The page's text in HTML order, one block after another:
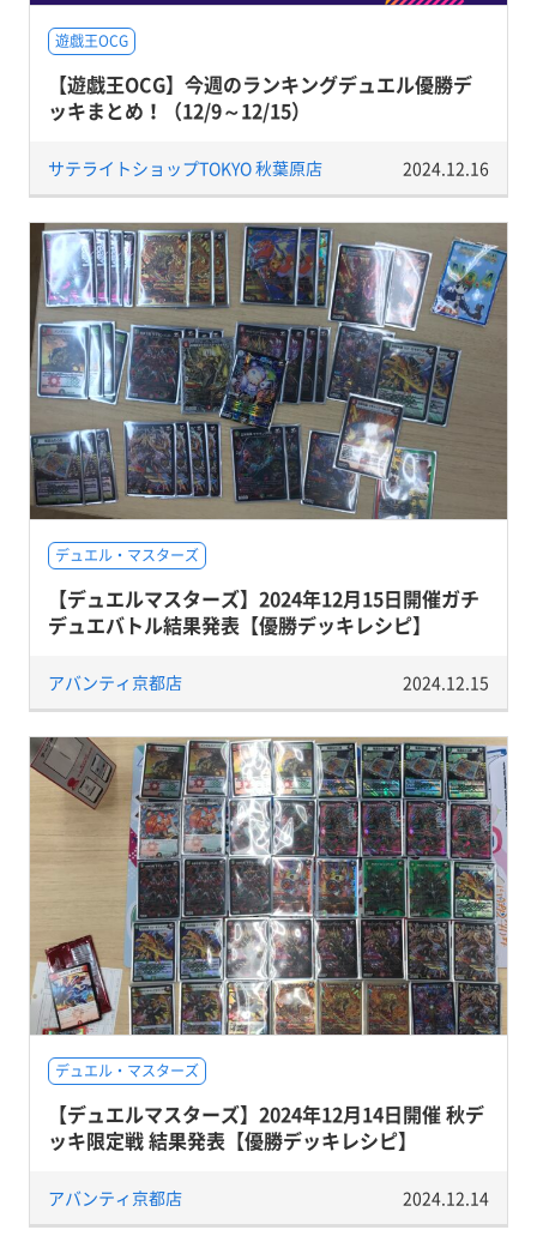
遊戯王OCG
【遊戯王OCG】今週のランキングデュエル優勝デ
ッキまとめ！（12/9～12/15）
サテライトショップTOKYO 秋葉原店 2024.12.16
デュエル・マスターズ
【デュエルマスターズ】2024年12月15日開催ガチ
デュエバトル結果発表【優勝デッキレシピ】
アバンティ京都店 2024.12.15
デュエル・マスターズ
【デュエルマスターズ】2024年12月14日開催 秋デ
ッキ限定戦 結果発表【優勝デッキレシピ】
アバンティ京都店 2024.12.14